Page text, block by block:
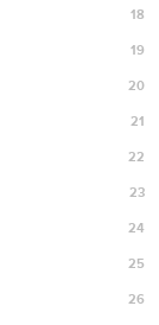
18
19
20
21
22
23
24
25
26